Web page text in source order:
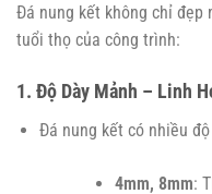
Đá nung kết không chỉ đẹp
tuổi thọ của công trình:
1. Độ Dày Mảnh – Linh
Đá nung kết có nhiều
4mm, 8mm: